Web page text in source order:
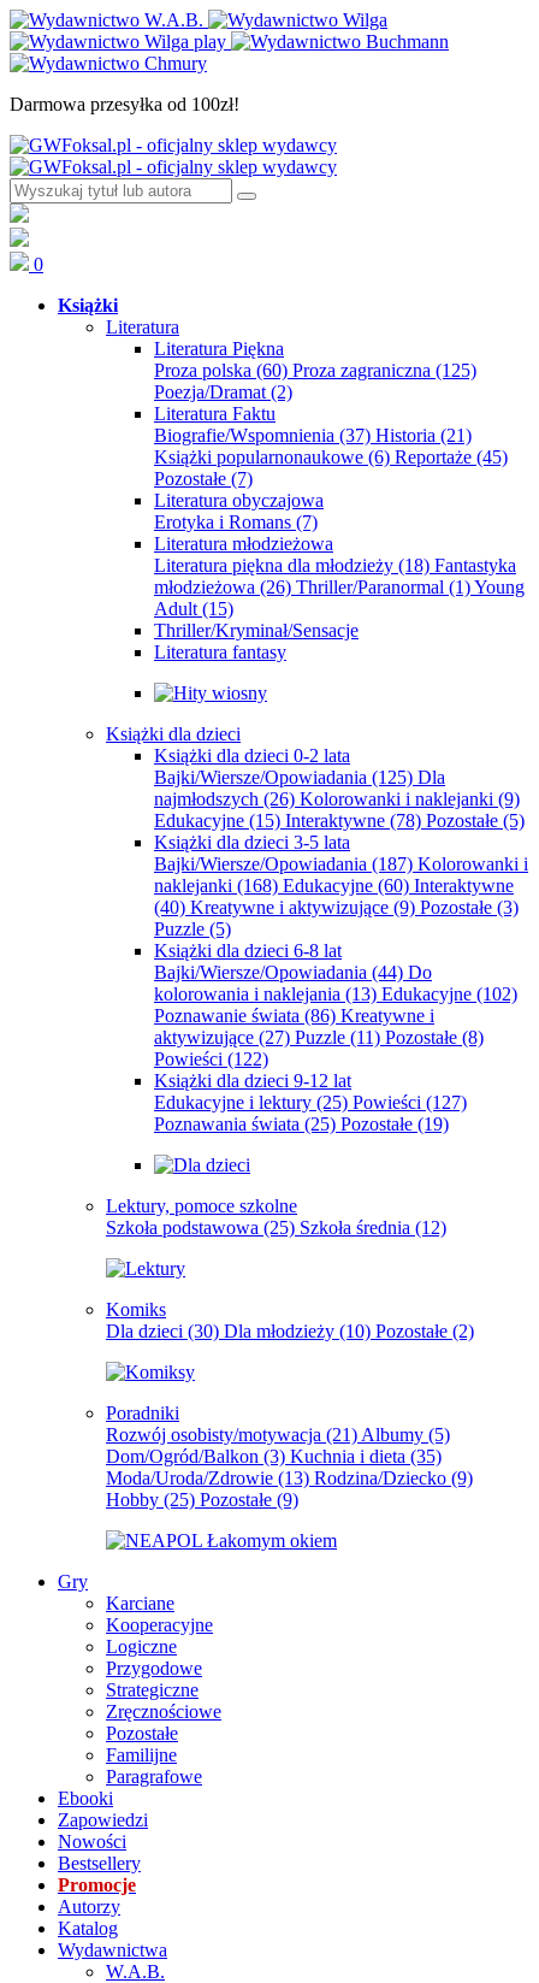
Darmowa przesyłka od 100zł!
0
Książki
Literatura
Literatura Piękna
Proza polska (60) Proza zagraniczna (125)
Poezja/Dramat (2)
Literatura Faktu
Biografie/Wspomnienia (37) Historia (21)
Książki popularnonaukowe (6) Reportaże (45)
Pozostałe (7)
Literatura obyczajowa
Erotyka i Romans (7)
Literatura młodzieżowa
Literatura piękna dla młodzieży (18) Fantastyka
młodzieżowa (26) Thriller/Paranormal (1)Young
Adult (15)
Thriller/Kryminał/Sensacje
Literatura fantasy
Książki dla dzieci
Książki dla dzieci 0-2 lata
Bajki/Wiersze/Opowiadania (125) Dla
najmłodszych (26) Kolorowanki i naklejanki (9)
Edukacyjne (15) Interaktywne (78) Pozostałe (5)
Książki dla dzieci 3-5 lata
Bajki/Wiersze/Opowiadania (187) Kolorowanki i
naklejanki (168) Edukacyjne (60) Interaktywne
(40) Kreatywne i aktywizujące (9) Pozostałe (3)
Puzzle (5)
Książki dla dzieci 6-8 lat
Bajki/Wiersze/Opowiadania (44) Do
kolorowania i naklejania (13) Edukacyjne (102)
Poznawanie świata (86) Kreatywne i
aktywizujące (27) Puzzle (11) Pozostałe (8)
Powieści (122)
Książki dla dzieci 9-12 lat
Edukacyjne i lektury (25) Powieści (127)
Poznawania świata (25) Pozostałe (19)
Lektury, pomoce szkolne
Szkoła podstawowa (25) Szkoła średnia (12)
Komiks
Dla dzieci (30) Dla młodzieży (10) Pozostałe (2)
Poradniki
Rozwój osobisty/motywacja (21) Albumy (5)
Dom/Ogród/Balkon (3) Kuchnia i dieta (35)
Moda/Uroda/Zdrowie (13) Rodzina/Dziecko (9)
Hobby (25) Pozostałe (9)
Gry
Karciane
Kooperacyjne
Logiczne
Przygodowe
Strategiczne
Zręcznościowe
Pozostałe
Familijne
Paragrafowe
Ebooki
Zapowiedzi
Nowości
Bestsellery
Promocje
Autorzy
Katalog
Wydawnictwa
W.A.B.